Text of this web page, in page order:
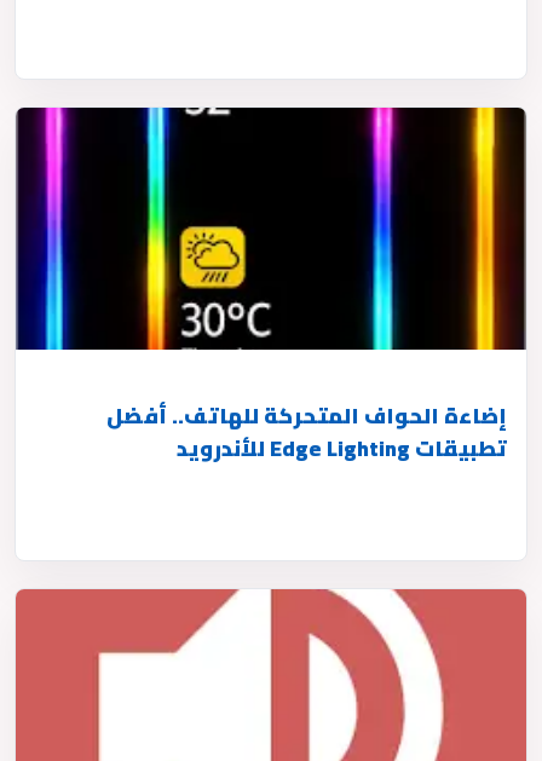
إضاءة الحواف المتحركة للهاتف.. أفضل
تطبيقات Edge Lighting للأندرويد